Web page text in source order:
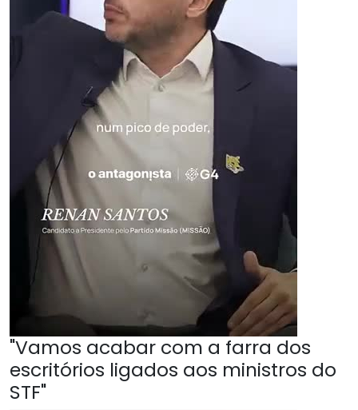
"Vamos acabar com a farra dos
escritórios ligados aos ministros do
STF"